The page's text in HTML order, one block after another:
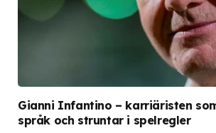
Gianni Infantino – karriäristen
språk och struntar i spelregler